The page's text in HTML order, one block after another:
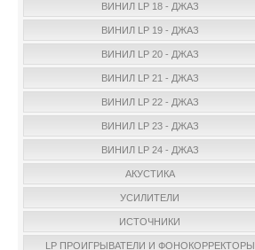
ВИНИЛ LP 18 - ДЖАЗ
ВИНИЛ LP 19 - ДЖАЗ
ВИНИЛ LP 20 - ДЖАЗ
ВИНИЛ LP 21 - ДЖАЗ
ВИНИЛ LP 22 - ДЖАЗ
ВИНИЛ LP 23 - ДЖАЗ
ВИНИЛ LP 24 - ДЖАЗ
АКУСТИКА
УСИЛИТЕЛИ
ИСТОЧНИКИ
LP ПРОИГРЫВАТЕЛИ И ФОНОКОРРЕКТОРЫ